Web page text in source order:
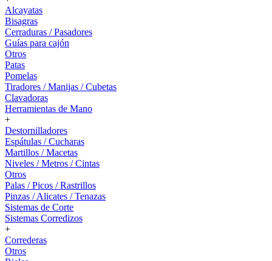
Alcayatas
Bisagras
Cerraduras / Pasadores
Guías para cajón
Otros
Patas
Pomelas
Tiradores / Manijas / Cubetas
Clavadoras
Herramientas de Mano
+
Destornilladores
Espátulas / Cucharas
Martillos / Macetas
Niveles / Metros / Cintas
Otros
Palas / Picos / Rastrillos
Pinzas / Alicates / Tenazas
Sistemas de Corte
Sistemas Corredizos
+
Correderas
Otros